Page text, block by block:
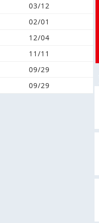
03/12
02/01
12/04
11/11
09/29
09/29